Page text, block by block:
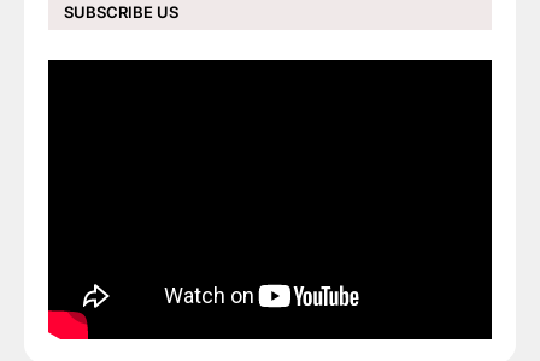
SUBSCRIBE US